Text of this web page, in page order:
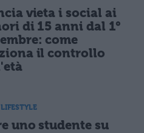
vieta i social ai
di 15 anni dal 1°
come
il controllo
uno studente su